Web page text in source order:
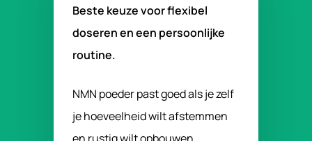
Beste keuze voor flexibel
doseren en een persoonlijke
routine.
NMN poeder past goed als je zelf
je hoeveelheid wilt afstemmen